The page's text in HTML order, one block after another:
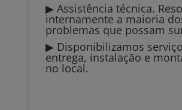
▶ Assistência técnica.
internamente a maioria
problemas que possam
▶ Disponibilizamos
entrega, instalação e
no local.